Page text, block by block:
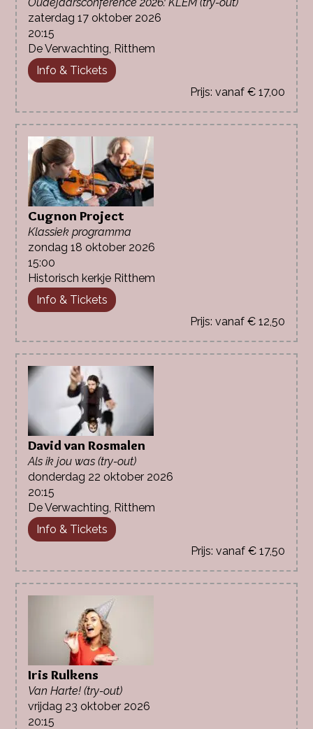
zaterdag 17 oktober 2026
20:15
De Verwachting, Ritthem
Info & Tickets
vanaf € 17,00
Cugnon Project
Klassiek programma
zondag 18 oktober 2026
15:00
Historisch kerkje Ritthem
Info & Tickets
vanaf € 12,50
David van Rosmalen
Als ik jou was (try-out)
donderdag 22 oktober 2026
20:15
De Verwachting, Ritthem
Info & Tickets
vanaf € 17,50
Iris Rulkens
Van Harte! (try-out)
vrijdag 23 oktober 2026
20:15